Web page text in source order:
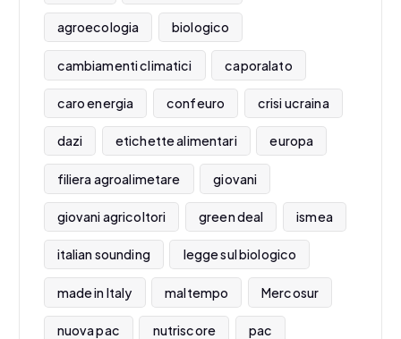
agroecologia biologico
cambiamenti climatici caporalato
caro energia confeuro crisi ucraina
dazi etichette alimentari europa
filiera agroalimetare giovani
giovani agricoltori green deal ismea
italian sounding legge sul biologico
made in Italy maltempo Mercosur
nuova pac nutriscore pac